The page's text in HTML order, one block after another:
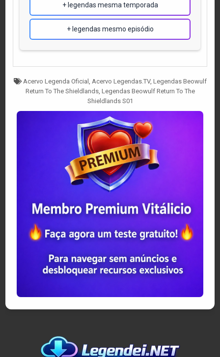
+ legendas mesma temporada
+ legendas mesmo episódio
Tagged
Acervo Legenda Oficial Acervo Legendas.TV, Legendas Beowulf
Return To The Shieldlands, Legendas Beowulf Return To The
Shieldlands S01